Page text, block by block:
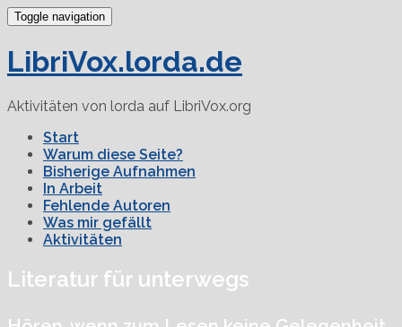
Toggle navigation
LibriVox.lorda.de
Aktivitäten von lorda auf LibriVox.org
Start
Warum diese Seite?
Bisherige Aufnahmen
In Arbeit
Fehlende Autoren
Was mir gefällt
Aktivitäten
Literatur für unterwegs